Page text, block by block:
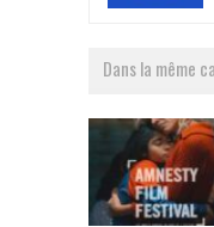
Dans la même